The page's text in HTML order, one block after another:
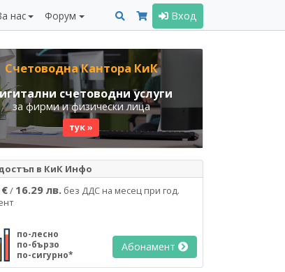
нас Форум Вход
Счетоводна Кантора КиК
счетоводни услуги
за фирми и физически лица
тук »
в КиК Инфо
/ 16.29 лв. без ДДС на месец при год.
по-лесно
по-бързо
по-сигурно*
Абонамент